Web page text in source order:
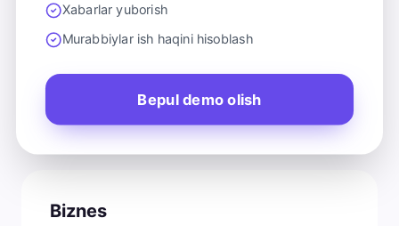
Xabarlar yuborish
Murabbiylar ish haqini hisoblash
Bepul demo olish
Biznes